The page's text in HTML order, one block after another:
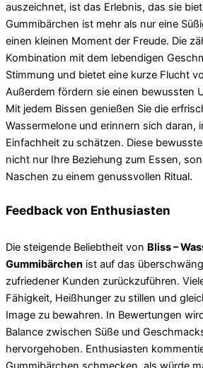
auszeichnet, ist das Erlebnis, das sie
Gummibärchen ist mehr als nur eine
einen kleinen Moment der Freude. Die
Kombination mit dem lebendigen
Stimmung und bietet eine kurze Flucht
Außerdem fördern sie einen bewussten
Mit jedem Bissen genießen Sie die
Wassermelone und erinnern sich daran,
Einfachheit zu schätzen. Diese
nicht nur Ihre Beziehung zum Essen,
Naschen zu einem genussvollen Ritual.
Feedback von Enthusiasten
Die steigende Beliebtheit von Bliss –
Gummibärchen ist auf das
zufriedener Kunden zurückzuführen.
Fähigkeit, Heißhunger zu stillen und
Image zu bewahren. In Bewertungen
Balance zwischen Süße und
hervorgehoben. Enthusiasten